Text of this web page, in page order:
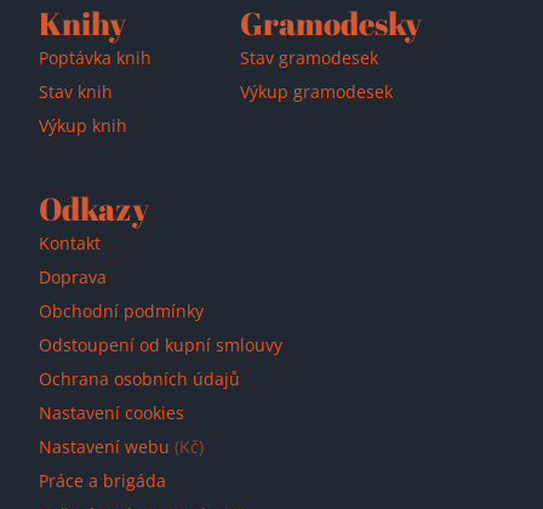
Knihy
Poptávka knih
Stav knih
Výkup knih
Gramodesky
Stav gramodesek
Výkup gramodesek
Odkazy
Kontakt
Doprava
Obchodní podmínky
Odstoupení od kupní smlouvy
Ochrana osobních údajů
Nastavení cookies
Nastavení webu (Kč)
Práce a brigáda